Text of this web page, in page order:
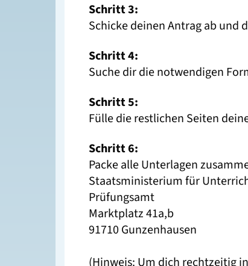
Schritt 3:
Schicke deinen Antrag ab und
Schritt 4:
Suche dir die notwendigen
Schritt 5:
Fülle die restlichen Seiten
Schritt 6:
Packe alle Unterlagen
Staatsministerium für
Prüfungsamt
Marktplatz 41a,b
91710 Gunzenhausen
(Hinweis: Um dich rechtzeitig